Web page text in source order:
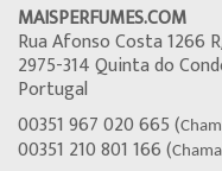
MAISPERFUMES.COM
Rua Afonso Costa 1266
2975-314 Quinta do
Portugal
00351 967 020 665 (
00351 210 801 166 (